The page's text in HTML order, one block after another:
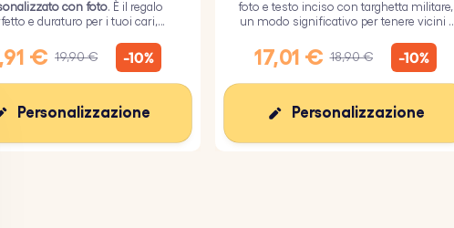
con foto. È il regalo
e duraturo per i tuoi cari,
epossidico.
€ 19,90 € -10%
Personalizzazione
foto e testo inciso con targhetta militare,
un modo significativo per tenere vicini i
17,01 € 18,90 € -10%
Personalizzazione